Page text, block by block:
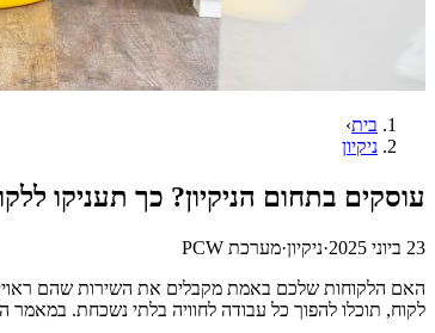
בית›
ניקיון
עוסקים בתחום הניקיון? כך תעניקו
23 ביוני 2025 ·ניקיון·מערכת PCW
האם הלקוחות שלכם באמת מקבלים את השירות שהם
לקוח, תוכלו להפוך כל עבודה לחוויה בלתי נשכחת.